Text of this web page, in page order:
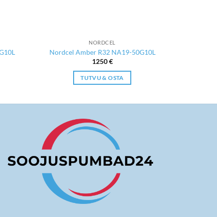
NORDCEL
Nordcel Amber R32 NA19-50G10L
1250€
TUTVU & OSTA